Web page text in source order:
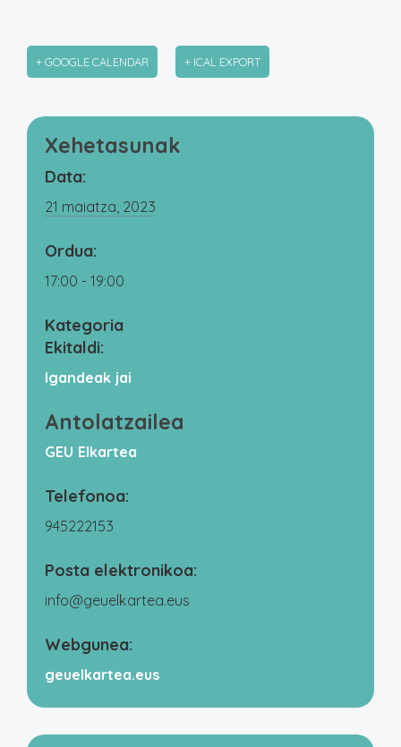
+ GOOGLE CALENDAR + ICAL EXPORT
Xehetasunak
Data:
21 maiatza, 2023
Ordua:
17:00 - 19:00
Kategoria
Ekitaldi:
Igandeak jai
Antolatzailea
GEU Elkartea
Telefonoa:
945222153
Posta elektronikoa:
info@geuelkartea.eus
Webgunea:
geuelkartea.eus